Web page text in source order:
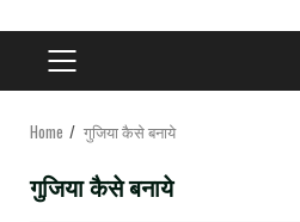
PRIMARY
MENU
Home गुजिया कैसे बनाये
गुजिया कैसे बनाये